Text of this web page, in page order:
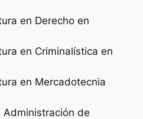
en Derecho en
en Criminalística en
en Mercadotecnia
Administración de